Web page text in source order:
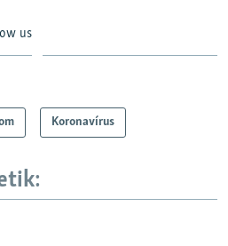
us
Koronavírus